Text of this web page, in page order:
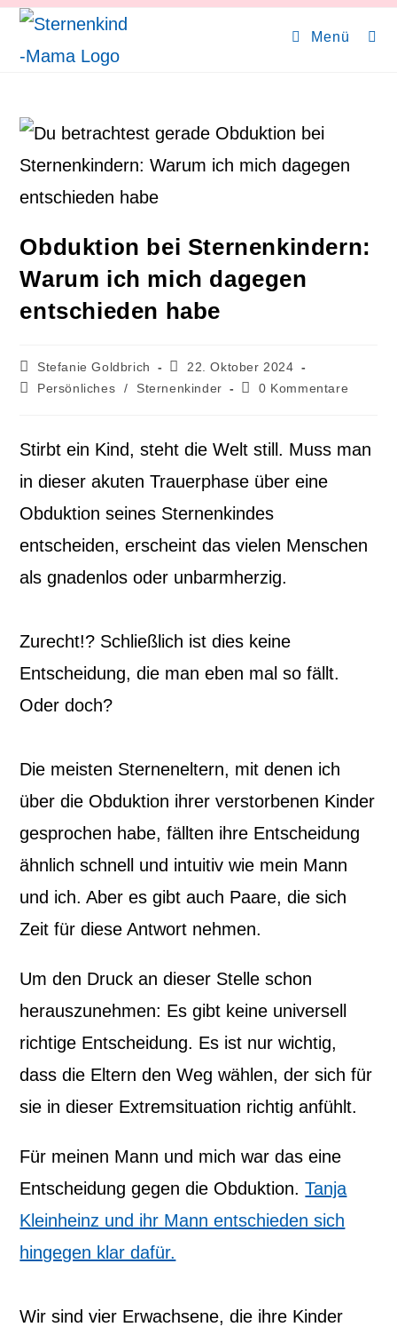
Zum
springen
Menü
Obduktion bei Sternenkindern:
Warum ich mich dagegen
entschieden habe
Beitrags-
Autor:
Stefanie Goldbrich
Beitrag
veröffentlicht:
22. Oktober 2024
Beitrags-
Persönliches / Sternenkinder
Beitrags-
0 Kommentare
Stirbt ein Kind, steht die Welt still. Muss man
in dieser akuten Trauerphase über eine
Obduktion seines Sternenkindes
entscheiden, erscheint das vielen Menschen
als gnadenlos oder unbarmherzig.
Zurecht!? Schließlich ist dies keine
Entscheidung, die man eben mal so fällt.
Oder doch?
Die meisten Sterneneltern, mit denen ich
über die Obduktion ihrer verstorbenen Kinder
gesprochen habe, fällten ihre Entscheidung
ähnlich schnell und intuitiv wie mein Mann
und ich. Aber es gibt auch Paare, die sich
Zeit für diese Antwort nehmen.
Um den Druck an dieser Stelle schon
herauszunehmen: Es gibt keine universell
richtige Entscheidung. Es ist nur wichtig,
dass die Eltern den Weg wählen, der sich für
sie in dieser Extremsituation richtig anfühlt.
Für meinen Mann und mich war das eine
Entscheidung gegen die Obduktion.Tanja
Kleinheinz und ihr Mann entschieden sich
hingegen klar dafür.
Wir sind vier Erwachsene, die ihre Kinder